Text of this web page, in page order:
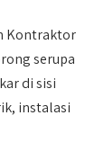
Kontraktor
serupa
di sisi
instalasi